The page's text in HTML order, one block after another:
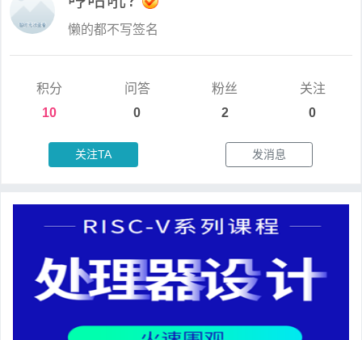
懒的都不写签名
积分
10
问答
0
粉丝
2
关注
0
关注TA 发消息